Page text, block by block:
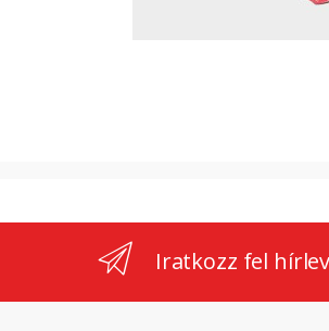
Iratkozz fel